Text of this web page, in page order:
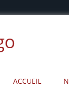
ACCUEIL